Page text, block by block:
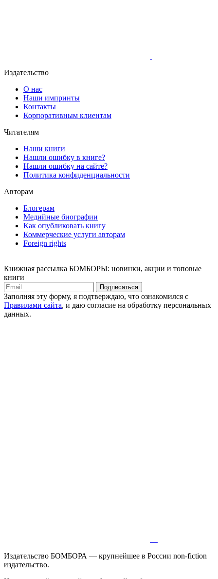
Издательство
О нас
Наши импринты
Контакты
Корпоративным клиентам
Читателям
Наши книги
Нашли ошибку в книге?
Нашли ошибку на сайте?
Политика конфиденциальности
Авторам
Блогерам
Медийные биографии
Как опубликовать книгу
Коммерческие услуги авторам
Foreign rights
Книжная рассылка БОМБОРЫ: новинки, акции и топовые
книги
Подписаться
Заполняя эту форму, я подтверждаю, что ознакомился с
Правилами сайта, и даю согласие на обработку персональных
данных.
Издательство БОМБОРА — крупнейшее в России non-fiction
издательство.